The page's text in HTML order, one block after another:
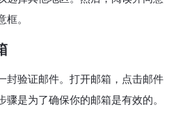
。
封验证邮件。打开邮箱，点击邮件
是为了确保你的邮箱是有效的。